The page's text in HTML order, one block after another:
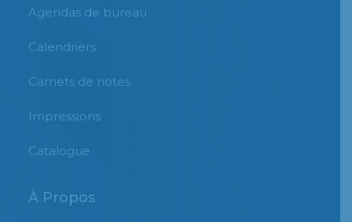
Agendas de bureau
Calendriers
Carnets de notes
Impressions
Catalogue
À Propos